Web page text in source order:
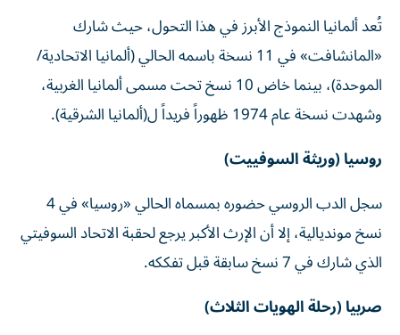
تُعد ألمانيا النموذج الأبرز في هذا التحول، حيث شارك
«المانشافت» في 11 نسخة باسمه الحالي (ألمانيا الاتحادية/
الموحدة)، بينما خاض 10 نسخ تحت مسمى ألمانيا الغربية،
وشهدت نسخة عام 1974 ظهوراً فريداً ل(ألمانيا الشرقية).
روسيا (وريثة السوفييت)
سجل الدب الروسي حضوره بمسماه الحالي «روسيا» في 4
نسخ مونديالية، إلا أن الإرث الأكبر يرجع لحقبة الاتحاد السوفيتي
الذي شارك في 7 نسخ سابقة قبل تفككه.
صربيا (رحلة الهويات الثلاث)